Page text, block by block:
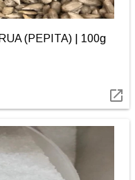
(PEPITA) | 100g
